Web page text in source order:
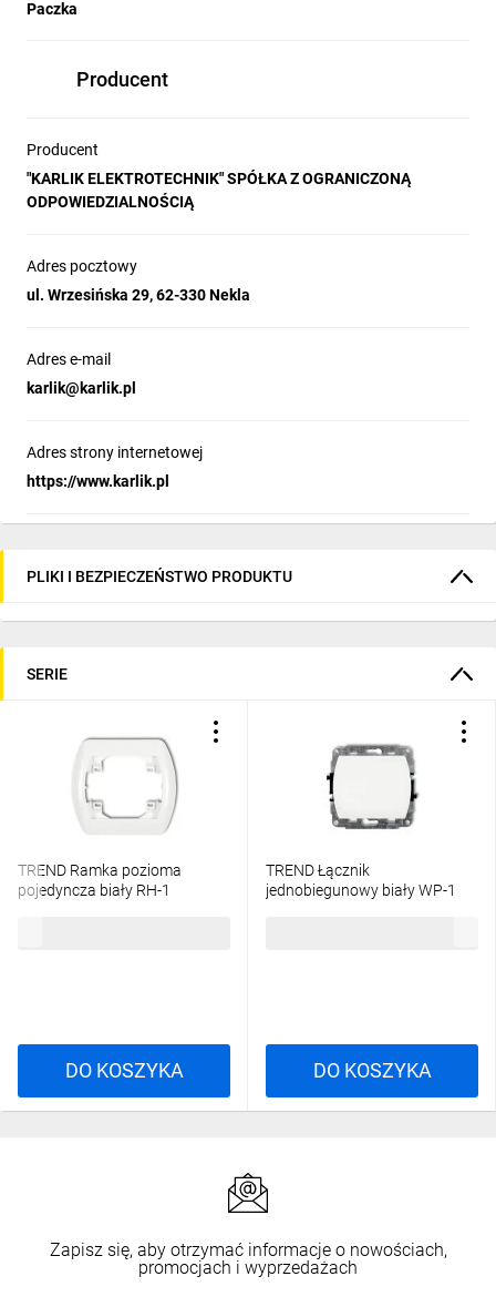
Paczka
Producent
Producent
"KARLIK ELEKTROTECHNIK" SPÓŁKA Z OGRANICZONĄ
ODPOWIEDZIALNOŚCIĄ
Adres pocztowy
ul. Wrzesińska 29, 62-330 Nekla
Adres e-mail
karlik@karlik.pl
Adres strony internetowej
https://www.karlik.pl
PLIKI I BEZPIECZEŃSTWO PRODUKTU
SERIE
TREND Ramka pozioma
pojedyncza biały RH-1
DO KOSZYKA
TREND Łącznik
jednobiegunowy biały WP-1
DO KOSZYKA
Zapisz się, aby otrzymać informacje o nowościach,
promocjach i wyprzedażach